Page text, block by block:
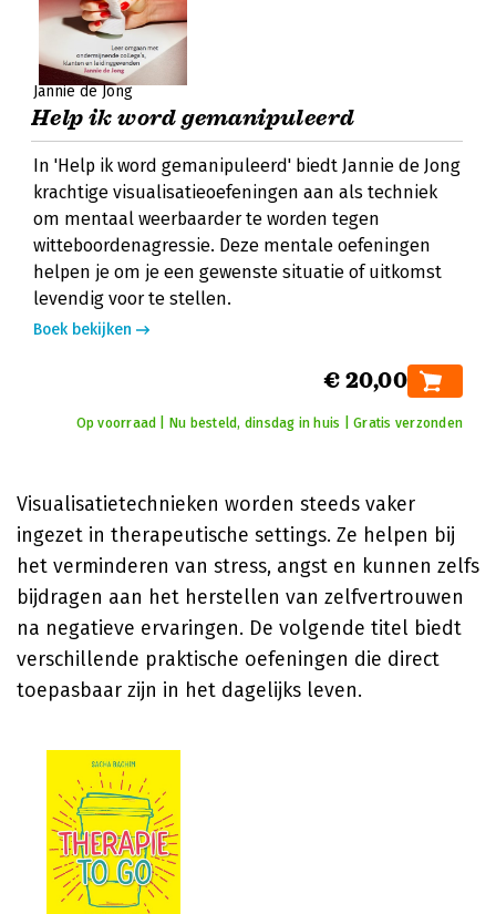
Jannie de Jong
Help ik word gemanipuleerd
In 'Help ik word gemanipuleerd' biedt Jannie de Jong
krachtige visualisatieoefeningen aan als techniek
om mentaal weerbaarder te worden tegen
witteboordenagressie. Deze mentale oefeningen
helpen je om je een gewenste situatie of uitkomst
levendig voor te stellen.
Boek bekijken
€ 20,00
Op voorraad | Nu besteld, dinsdag in huis | Gratis verzonden
Visualisatietechnieken worden steeds vaker
ingezet in therapeutische settings. Ze helpen bij
het verminderen van stress, angst en kunnen zelfs
bijdragen aan het herstellen van zelfvertrouwen
na negatieve ervaringen. De volgende titel biedt
verschillende praktische oefeningen die direct
toepasbaar zijn in het dagelijks leven.